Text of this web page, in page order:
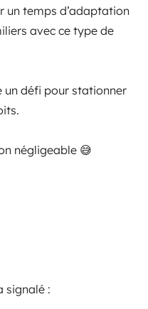
un temps d’adaptation
avec ce type de
un défi pour stationner
négligeable 😅
signalé :
a que du 12v et du 5v
.
90 €
Campervan
Novo